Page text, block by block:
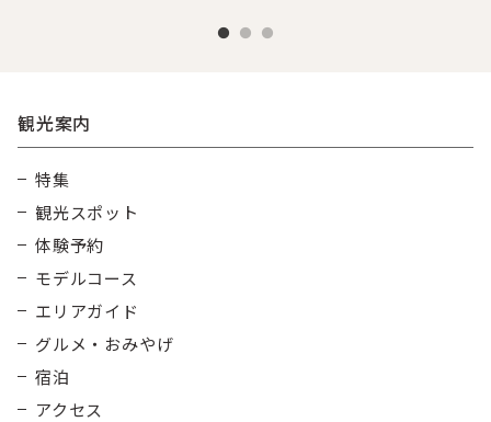
観光案内
特集
観光スポット
体験予約
モデルコース
エリアガイド
グルメ・おみやげ
宿泊
アクセス